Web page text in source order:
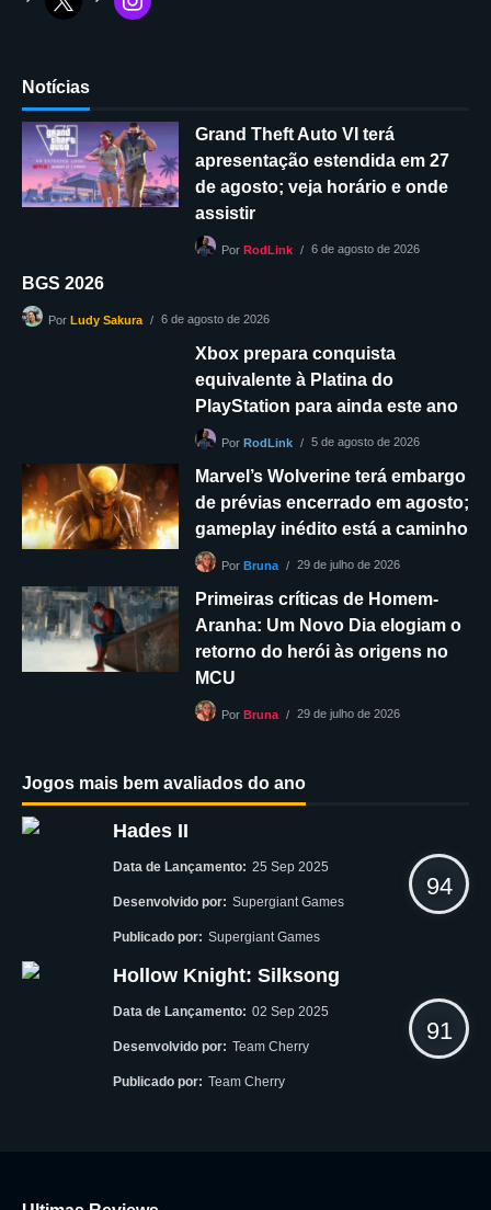
Notícias
Grand Theft Auto VI terá
apresentação estendida em 27
de agosto; veja horário e onde
assistir
PorRodLink 6 de agosto de 2026
BGS 2026
PorLudy Sakura 6 de agosto de 2026
Xbox prepara conquista
equivalente à Platina do
PlayStation para ainda este ano
PorRodLink 5 de agosto de 2026
Marvel’s Wolverine terá embargo
de prévias encerrado em agosto;
gameplay inédito está a caminho
PorBruna 29 de julho de 2026
Primeiras críticas de Homem-
Aranha: Um Novo Dia elogiam o
retorno do herói às origens no
MCU
PorBruna 29 de julho de 2026
Jogos mais bem avaliados do ano
Hades II
Data de Lançamento: 25 Sep 2025
Desenvolvido por: Supergiant Games
Publicado por: Supergiant Games
94
Hollow Knight: Silksong
Data de Lançamento: 02 Sep 2025
Desenvolvido por: Team Cherry
Publicado por: Team Cherry
91